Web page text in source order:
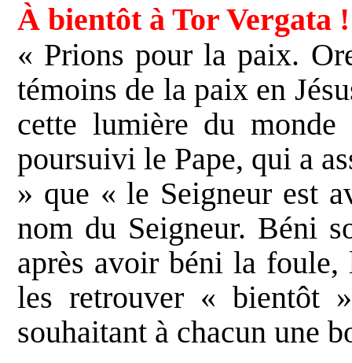
À bientôt à Tor Vergata !
« Prions pour la paix.
témoins de la paix en
cette lumière du
poursuivi le Pape, qui a
» que « le Seigneur est
nom du Seigneur. Béni
après avoir béni la foule,
les retrouver « bientôt
souhaitant à chacun une